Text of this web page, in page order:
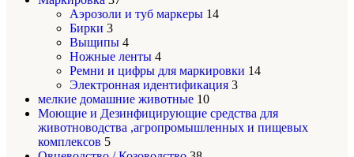
Аэрозоли и туб маркеры 14
Бирки 3
Выщипы 4
Ножные ленты 4
Ремни и цифры для маркировки 14
Электронная идентификация 3
мелкие домашние животные 10
Моющие и Дезинфицирующие средства для
животноводства ,агропромышленных и пищевых
комплексов 5